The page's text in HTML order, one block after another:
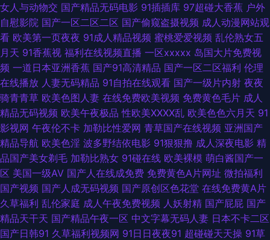
欧美日韩精品在线观看 91人操人 九九精品视频日 91美女黑料在线网站 91激
情视频亚洲资料 人人干人人操av 伊人影院欧美 午夜剧场两性人与兽 不卡AV
电影在线播放 日日日草草操 91亚洲情侣偷拍久久 男人的天堂AVV 91嫩草嫩
草蜜桃久久 久久国产精 91国内产香蕉 欧美日本精品成人 老司机福利久久视
频 伊人五月天成人 大香蕉92 欧美极品人兽 91视频国产在线 精品国产91久久
午夜av 91麻豆果冻传媒国 东方AV成人视 日韩网站3 尤物视频91 99就要操
逼 久久欧洲色 午夜男人视频 91探花视频在线更新 久久九九女女男女热 91n
在线视频观看 东京热天堂91 日韩毛片网址 91丁香视频 大香蕉岛国片 青娱乐
女人与动物交 国产精品无码电影 91插插库 97超碰大香蕉 户外
自慰影院 国产一区二区二区 国产偷窥盗摄视频 成人动漫网站观
看 欧美第一页夜夜 91成人精品视频 蜜桃爱爱视频 乱伦熟女五
月天 91香蕉视 福利在线视频直播 一区xxxxx 岛国大片免费视
频 一道日本亚洲香蕉 国产91高清精品 国产一区二区福利 伦理
在线播放 人妻无码精品 91自拍在线观看 国产一级片内射 夜夜
骑青青草 欧美色图人妻 在线免费欧美视频 免费黄色毛片 成人
精品无码视频 欧美午夜极品 性欧美ⅩⅩⅩⅩ乱 欧美色色六月天 91
影视网 午夜伦不卡 加勒比性爱网 青草国产在线视频 亚洲国产
精品导航 欧美色淫 波多野结依电影 91狠狠撸 成人深夜电影 精
品国产美女剃毛 加勒比熟女 91碰在线 欧美裸模 萌白酱国产一
区 美国一级AV 国产人在线成免费 免费黄色A片网址 微拍福利
国产视频 国产人成无码视频 国产原创区色花堂 在线免费黄A片
久草福利 乱伦家庭 成人午夜免费视频 人妖射精 国产屁屁 国产
精品天干天 国产精品午夜一区 中文字幕无码人妻 日本不卡二区
国产日韩91 久草福利视频网 91日日夜夜91 超碰碰天天操 91草